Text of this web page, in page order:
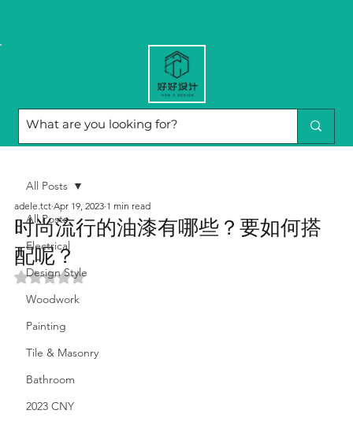
All Posts
Electrical
Design Style
Woodwork
Painting
Tile & Masonry
Bathroom
2023 CNY
All Posts
时尚流行的油漆有哪些？要如何搭
配呢？
adele.tct Apr 19, 2023 1 min read
Rated NaN out of 5 stars.